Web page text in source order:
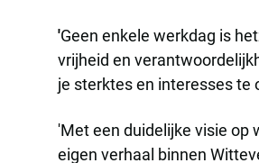
'Geen enkele werkdag is
vrijheid en
je sterktes en interesses te
'Met een duidelijke visie op
eigen verhaal binnen